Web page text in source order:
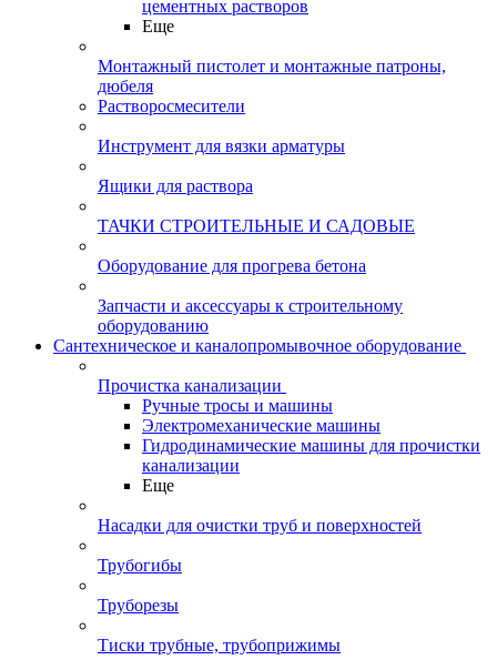
цементных растворов
Еще
Монтажный пистолет и монтажные патроны,
дюбеля
Растворосмесители
Инструмент для вязки арматуры
Ящики для раствора
ТАЧКИ СТРОИТЕЛЬНЫЕ И САДОВЫЕ
Оборудование для прогрева бетона
Запчасти и аксессуары к строительному
оборудованию
Сантехническое и каналопромывочное оборудование
Прочистка канализации
Ручные тросы и машины
Электромеханические машины
Гидродинамические машины для прочистки
канализации
Еще
Насадки для очистки труб и поверхностей
Трубогибы
Труборезы
Тиски трубные, трубоприжимы